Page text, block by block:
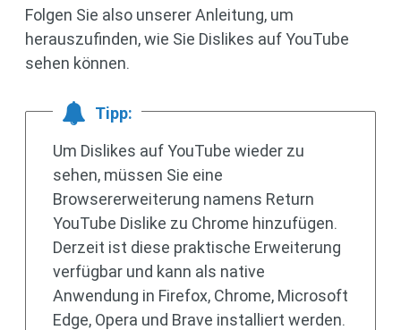
Folgen Sie also unserer Anleitung, um
herauszufinden, wie Sie Dislikes auf YouTube
sehen können.
Tipp:
Um Dislikes auf YouTube wieder zu
sehen, müssen Sie eine
Browsererweiterung namens Return
YouTube Dislike zu Chrome hinzufügen.
Derzeit ist diese praktische Erweiterung
verfügbar und kann als native
Anwendung in Firefox, Chrome, Microsoft
Edge, Opera und Brave installiert werden.